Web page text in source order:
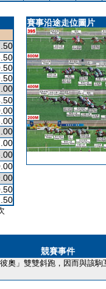
賽事沿途走位圖片
競賽事件
奧」雙雙斜跑，因而與該